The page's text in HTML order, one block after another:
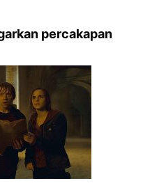
percakapan